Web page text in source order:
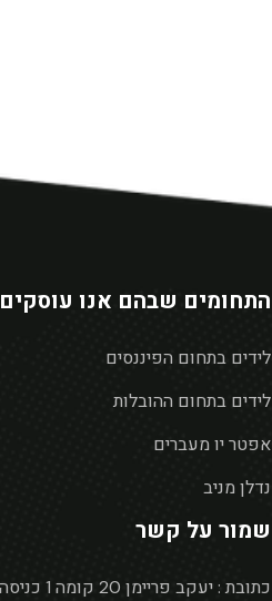
התחומים שבהם אנו עוסקים
לידים בתחום הפיננסים
לידים בתחום ההובלות
אפטר יו מעברים
נדלן מניב
שמור על קשר
כתובת : יעקב פריימן 20 קומה 1 כניסה 3